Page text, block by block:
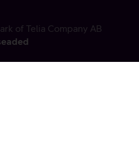
of Telia Company AB